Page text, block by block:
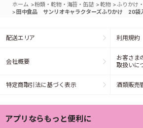
ホーム >粉類・乾物・海苔・缶詰 >乾物 >ふりかけ
> 田中食品 サンリオキャラクターズふりかけ 20袋
配送エリア 利用規約
会社概要
お客さま
取扱いに
特定商取引法に基づく表示 酒類販売
アプリならもっと便利に